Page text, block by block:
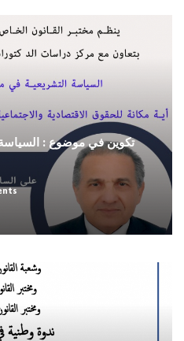
تكوين في موضوع :